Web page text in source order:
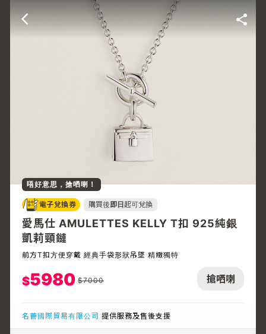
搶哂喇
唔好意思，搶哂喇！
電子兌換券 購買後即日起可兌換
愛馬仕 AMULETTES KELLY T扣 925純銀
凱莉頸鏈
前方T扣方便穿戴 經典手袋形狀吊墜 精緻獨特
$5980 $7000
名薈國際貿易有限公司 提供服務及售後支援